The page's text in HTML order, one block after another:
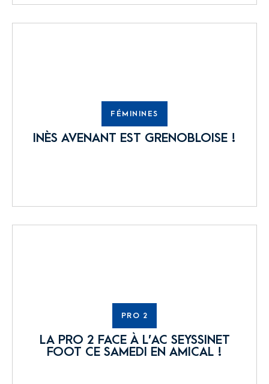
FÉMININES
INÈS AVENANT EST GRENOBLOISE !
PRO 2
LA PRO 2 FACE À L’AC SEYSSINET
FOOT CE SAMEDI EN AMICAL !